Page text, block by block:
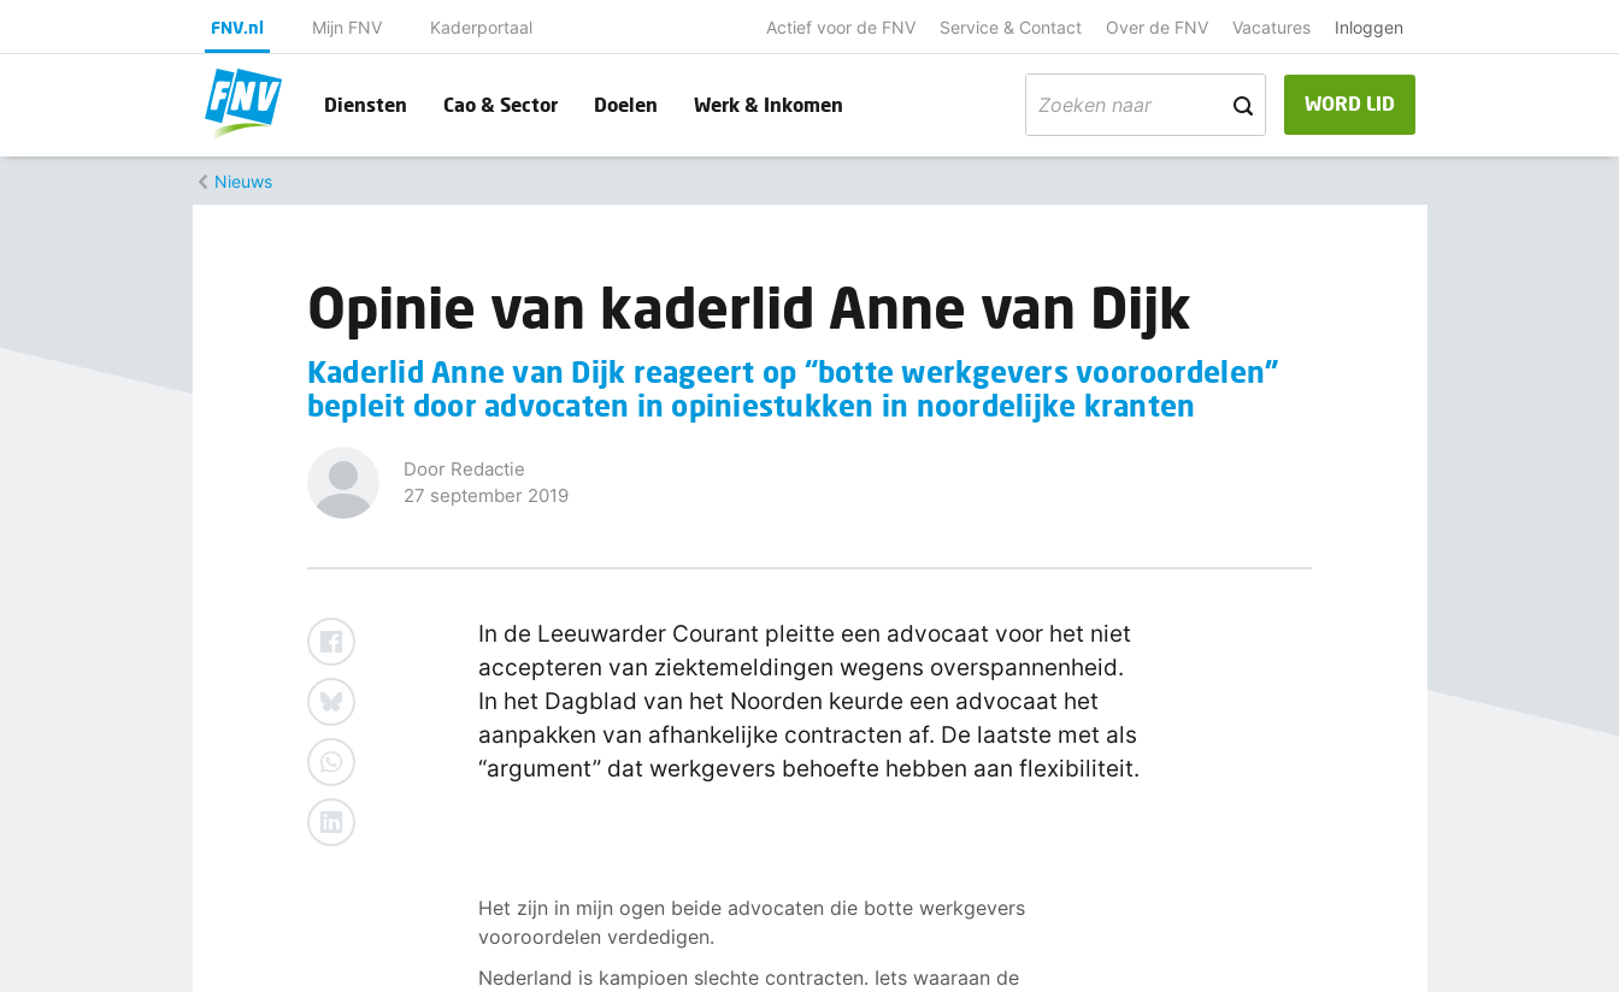
FNV.nl Mijn FNV Kaderportaal Actief voor de FNV Service & Contact Over de FNV Vacatures Inloggen
Diensten Cao & Sector Doelen Werk & Inkomen WORD LID
Nieuws
Opinie van kaderlid Anne van Dijk
Kaderlid Anne van Dijk reageert op “botte werkgevers vooroordelen”
bepleit door advocaten in opiniestukken in noordelijke kranten
Door Redactie
27 september 2019
In de Leeuwarder Courant pleitte een advocaat voor het niet
accepteren van ziektemeldingen wegens overspannenheid.
In het Dagblad van het Noorden keurde een advocaat het
aanpakken van afhankelijke contracten af. De laatste met als
“argument” dat werkgevers behoefte hebben aan flexibiliteit.
Het zijn in mijn ogen beide advocaten die botte werkgevers
vooroordelen verdedigen.
Nederland is kampioen slechte contracten. Iets waaraan de